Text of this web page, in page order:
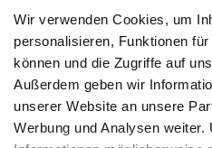
Wir verwenden Cookies, um
personalisieren, Funktionen
können und die Zugriffe auf
Außerdem geben wir
unserer Website an unsere
Werbung und Analysen
Shops
Montag - Samstag 09:30 -
25.10.2026 Crazy Weekend
13:00 - 18:00